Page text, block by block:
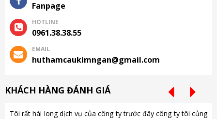
Fanpage
HOTLINE
0961.38.38.55
EMAIL
huthamcaukimngan@gmail.com
KHÁCH HÀNG ĐÁNH GIÁ
Tôi rất hài long dịch vụ của công ty trước đây công ty tôi củng